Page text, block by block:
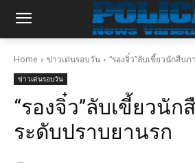
Home ข่าวเด่นรอบวัน “รองจิ๋ว”ลับเขี้ยวนักสืบ
ข่าวเด่นรอบวัน
“รองจิ๋ว”ลับเขี้ยวนั
ระดับปราบยานรก